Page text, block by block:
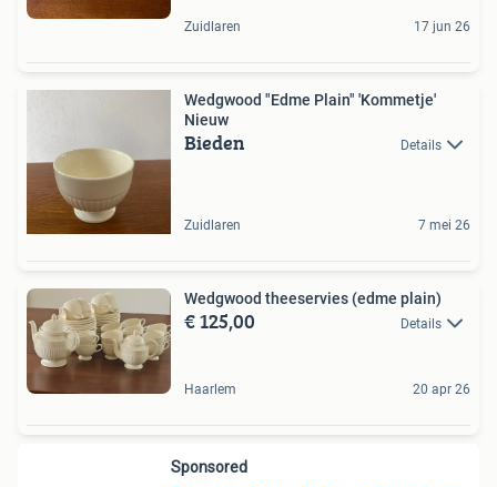
Zuidlaren 17 jun 26
Wedgwood "Edme Plain" 'Kommetje'
Nieuw
Bieden Details
Zuidlaren 7 mei 26
Wedgwood theeservies (edme plain)
€ 125,00 Details
Haarlem 20 apr 26